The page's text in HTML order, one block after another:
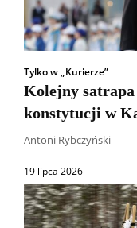
Tylko w „Kurierze”
Kolejny
konstytucji w
Antoni Rybczyński
19 lipca 2026